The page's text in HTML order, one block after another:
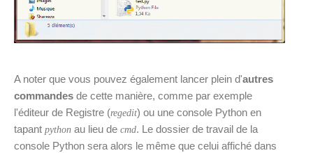
A noter que vous pouvez également lancer plein d'autres
commandes de cette manière, comme par exemple
l'éditeur de Registre (regedit) ou une console Python en
tapant python au lieu de cmd. Le dossier de travail de la
console Python sera alors le même que celui affiché dans